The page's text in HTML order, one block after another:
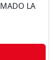
LA